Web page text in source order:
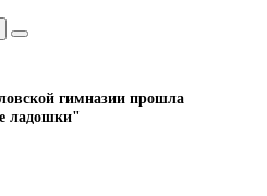
гимназии прошла
ладошки"